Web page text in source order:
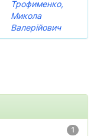
Трофименко,
Микола
Валерійович
1